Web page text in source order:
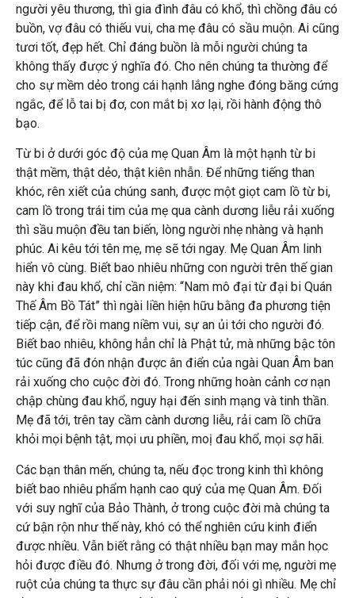
người yêu thương, thì gia đình đâu có khổ, thì chồng đâu có
buồn, vợ đâu có thiếu vui, cha mẹ đâu có sầu muộn. Ai cũng
tươi tốt, đẹp hết. Chỉ đáng buồn là mỗi người chúng ta
không thấy được ý nghĩa đó. Cho nên chúng ta thường để
cho sự mềm dẻo trong cái hạnh lắng nghe đóng băng cứng
ngắc, để lỗ tai bị đơ, con mắt bị xơ lại, rồi hành động thô
bạo.
Từ bi ở dưới góc độ của mẹ Quan Âm là một hạnh từ bi
thật mềm, thật dẻo, thật kiên nhẫn. Để những tiếng than
khóc, rên xiết của chúng sanh, được một giọt cam lồ từ bi,
cam lồ trong trái tim của mẹ qua cành dương liễu rải xuống
thì sầu muộn đều tan biến, lòng người nhẹ nhàng và hạnh
phúc. Ai kêu tới tên mẹ, mẹ sẽ tới ngay. Mẹ Quan Âm linh
hiển vô cùng. Biết bao nhiêu những con người trên thế gian
này khi đau khổ, chỉ cần niệm: “Nam mô đại từ đại bi Quán
Thế Âm Bồ Tát” thì ngài liền hiện hữu bằng đa phương tiện
tiếp cận, để rồi mang niềm vui, sự an ủi tới cho người đó.
Biết bao nhiêu, không hẳn chỉ là Phật tử, mà những bậc tôn
túc cũng đã đón nhận được ân điển của ngài Quan Âm ban
rải xuống cho cuộc đời đó. Trong những hoàn cảnh cơ nạn
chập chùng đau khổ, nguy hại đến sinh mạng và tinh thần.
Mẹ đã tới, trên tay cầm cành dương liễu, rải cam lồ chữa
khỏi mọi bệnh tật, mọi ưu phiền, moị đau khổ, mọi sợ hãi.
Các bạn thân mến, chúng ta, nếu đọc trong kinh thì không
biết bao nhiêu phẩm hạnh cao quý của mẹ Quan Âm. Đối
với suy nghĩ của Bảo Thành, ở trong cuộc đời mà chúng ta
cứ bận rộn như thế này, khó có thể nghiên cứu kinh điển
được nhiều. Vẫn biết rằng có thật nhiều bạn may mắn học
hỏi được điều đó. Nhưng ở trong đời, đối với mẹ, người mẹ
ruột của chúng ta thực sự đâu cần phải nói gì nhiều. Mẹ chỉ